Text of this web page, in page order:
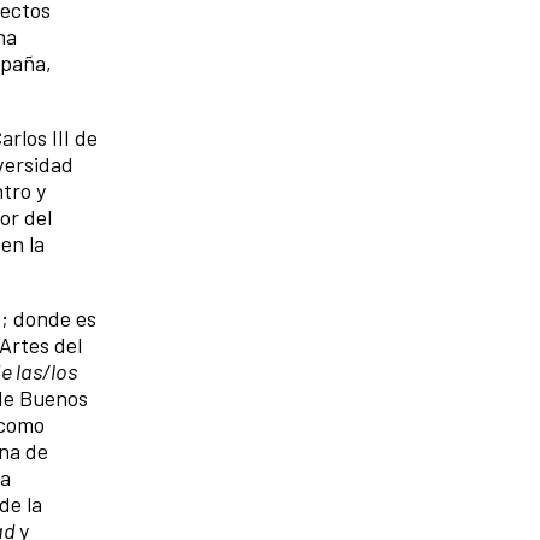
III de
y
del
la
donde es
del
las/los
Buenos
de
la
y